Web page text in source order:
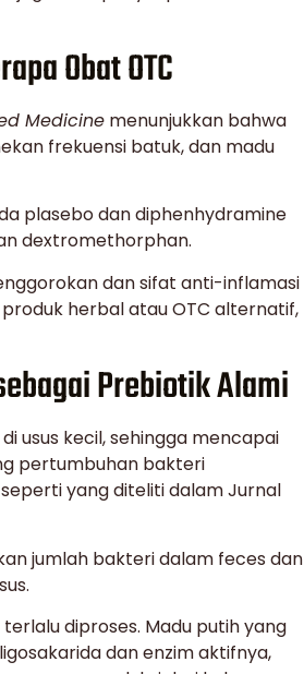
Obat OTC
Medicine menunjukkan bahwa
frekuensi batuk, dan madu
plasebo dan diphenhydramine
dextromethorphan.
dan sifat anti-inflamasi
herbal atau OTC alternatif,
Prebiotik Alami
usus kecil, sehingga mencapai
pertumbuhan bakteri
yang diteliti dalam Jurnal
jumlah bakteri dalam feces dan
diproses. Madu putih yang
dan enzim aktifnya,